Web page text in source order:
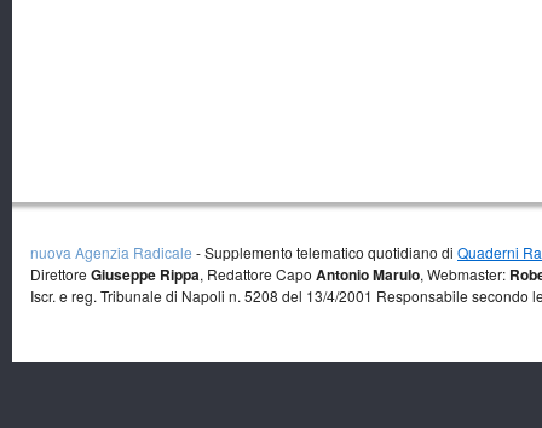
nuova Agenzia Radicale - Supplemento telematico quotidiano di Quaderni
Direttore Giuseppe Rippa, Redattore Capo Antonio Marulo, Webmaster:
Iscr. e reg. Tribunale di Napoli n. 5208 del 13/4/2001 Responsabile secondo